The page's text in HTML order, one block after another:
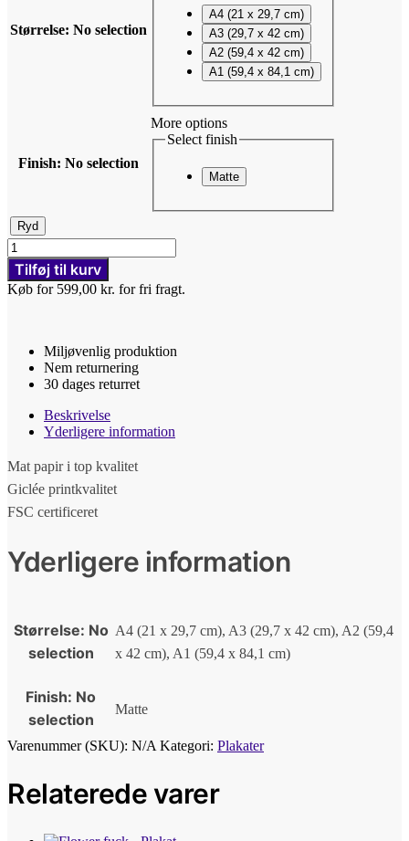
Størrelse: No selection
A4 (21 x 29,7 cm)
A3 (29,7 x 42 cm)
A2 (59,4 x 42 cm)
A1 (59,4 x 84,1 cm)
Finish: No selection
More options
Select finish
Matte
Ryd
Good
guy
-
Plakat
Tilføj til kurv
Køb for 599,00 kr. for fri fragt.
Miljøvenlig produktion
Nem returnering
30 dages returret
Beskrivelse
Yderligere information
Mat papir i top kvalitet
Giclée printkvalitet
FSC certificeret
Yderligere information
Størrelse: No
selection
A4 (21 x 29,7 cm), A3 (29,7 x 42 cm), A2 (59,4
x 42 cm), A1 (59,4 x 84,1 cm)
Finish: No
selection
Matte
Varenummer (SKU): N/A Kategori: Plakater
Relaterede varer